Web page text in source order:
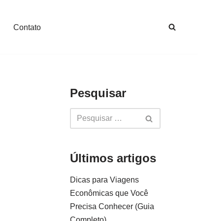
Contato
Pesquisar
Últimos artigos
Dicas para Viagens
Econômicas que Você
Precisa Conhecer (Guia